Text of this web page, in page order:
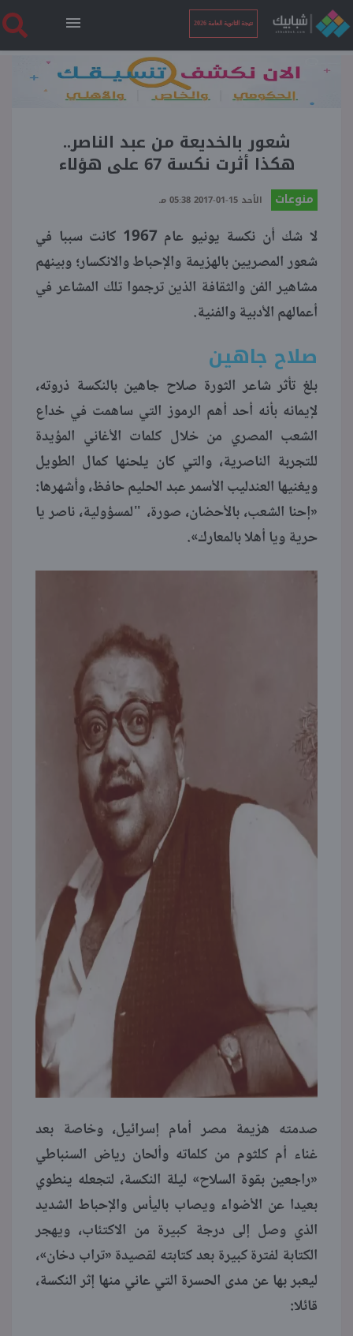
نتيجة الثانوية العامة 2026
الرئيسية
نتيجة الثانوية العامة 2026
فنجان قهوة
بوابة الطلبة
منوعات
شعور بالخديعة من عبد الناصر..
هكذا أثرت نكسة 67 على هؤلاء
منوعات الأحد 15-01-2017 05:38 مـ
لا شك أن نكسة يونيو عام 1967 كانت سببا في
شعور المصريين بالهزيمة والإحباط والانكسار؛ وبينهم
مشاهير الفن والثقافة الذين ترجموا تلك المشاعر في
أعمالهم الأدبية والفنية.
صلاح جاهين
بلغ تأثر شاعر الثورة صلاح جاهين بالنكسة ذروته،
لإيمانه بأنه أحد أهم الرموز التي ساهمت في خداع
الشعب المصري من خلال كلمات الأغاني المؤيدة
للتجربة الناصرية، والتي كان يلحنها كمال الطويل
ويغنيها العندليب الأسمر عبد الحليم حافظ، وأشهرها:
«إحنا الشعب، بالأحضان، صورة، "لمسؤولية، ناصر يا
حرية ويا أهلا بالمعارك».
صدمته هزيمة مصر أمام إسرائيل، وخاصة بعد
غناء أم كلثوم من كلماته وألحان رياض السنباطي
«راجعين بقوة السلاح» ليلة النكسة، لتجعله ينطوي
بعيدا عن الأضواء ويصاب باليأس والإحباط الشديد
الذي وصل إلى درجة كبيرة من الاكتئاب، ويهجر
الكتابة لفترة كبيرة بعد كتابته لقصيدة «تراب دخان»،
ليعبر بها عن مدى الحسرة التي عاني منها إثر النكسة،
قائلا: